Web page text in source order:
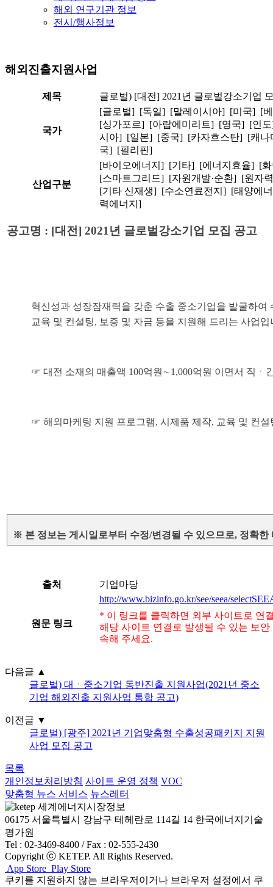
해외 연구기관 정보
전시/행사정보
해외진출지원사업
제목 글로벌) [대전] 2021년 글로벌강소기업
국가
[글로벌] [독일] [말레이시아] [미국] [
[싱가포르] [아랍에미리트] [영국] [인
시아] [일본] [중국] [카자흐스탄] [캐나
국] [필리핀]
산업구분
[바이오에너지] [기타] [에너지효율] [
[스마트그리드] [자원개발·순환] [원자
[기타 신재생] [수소연료전지] [태양에
력에너지]
공고명 : [대전] 2021년 글로벌강소기업 모집 공고
혁신성과 성장잠재력을 갖춘 수출 중소기업을 발굴하
교육 및 컨설팅, 보증 및 자금 등을 지원해 드리는 사업입
☞ 대전 소재의 매출액 100억원∼1,000억원 이면서 직ㆍ
☞ 해외마케팅 지원 프로그램, 시제품 제작, 교육 및 컨설
※ 본 정보는 게시일로부터 수정/변경될 수 있으므로, 정확한
출처 기업마당
원문 링크
http://www.bizinfo.go.kr/see/seea/
* 이 링크를 클릭하면 외부 사이트로 연
해당 사이트 연결로 발생될 수 있는 보
속해 주세요.
다음글 ▲
글로벌) 대ㆍ중소기업 동반진출 지원사업(2021년 중소
기업 해외진출 지원사업 통합 공고)
이전글 ▼
글로벌) [광주] 2021년 기업맞춤형 수출성공패키지 지원
사업 모집 공고
목록
개인정보처리방침 사이트 운영 정책 VOC
맞춤형 뉴스 서비스 뉴스레터
06175 서울특별시 강남구 테헤란로 114길 14 한국에너지기술
평가원
Tel : 02-3469-8400 / Fax : 02-555-2430
Copyright ⓒ KETEP. All Rights Reserved.
App Store Play Store
쿠키를 지원하지 않는 브라우저이거나 브라우저 설정에서 쿠